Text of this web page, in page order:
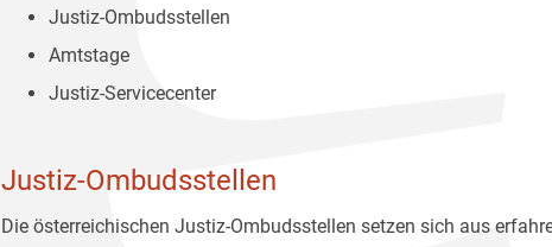
Justiz-Ombudsstellen
Amtstage
Justiz-Servicecenter
Justiz-Ombudsstellen
Die österreichischen Justiz-Ombudsstellen setzen sich aus